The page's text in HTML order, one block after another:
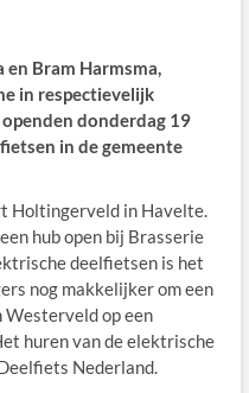
en Bram Harmsma,
in respectievelijk
donderdag 19
in de gemeente
Holtingerveld in Havelte.
hub open bij Brasserie
deelfietsen is het
nog makkelijker om een
Westerveld op een
huren van de elektrische
Nederland.